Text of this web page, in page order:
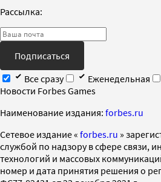
Рассылка:
Подписаться
Все сразу
Еженедельная
Новости Forbes Games
Наименование издания: forbes.ru
Cетевое издание « forbes.ru »
службой по надзору в сфере связи,
технологий и массовых
номер и дата принятия решения о